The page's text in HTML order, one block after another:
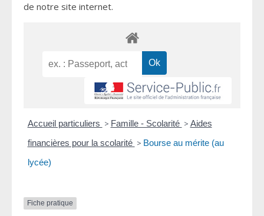
de notre site internet.
Accueil particuliers > Famille - Scolarité > Aides
financières pour la scolarité > Bourse au mérite (au
lycée)
Fiche pratique